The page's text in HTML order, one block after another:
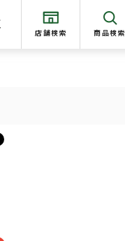
店舗検索 商品検索